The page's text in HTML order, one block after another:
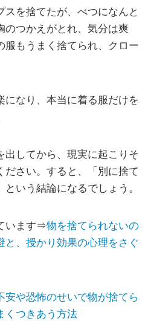
スを捨てたが、べつになんと
のつかえがとれ、気分は爽
服もうまく捨てられ、クロー
になり、本当に着る服だけを
出してから、現実に起こりそ
ださい。すると、「別に捨て
いう結論になるでしょう。
います⇒物を捨てられないの
と、授かり効果の心理をさぐ
安や恐怖のせいで物が捨てら
くつきあう方法